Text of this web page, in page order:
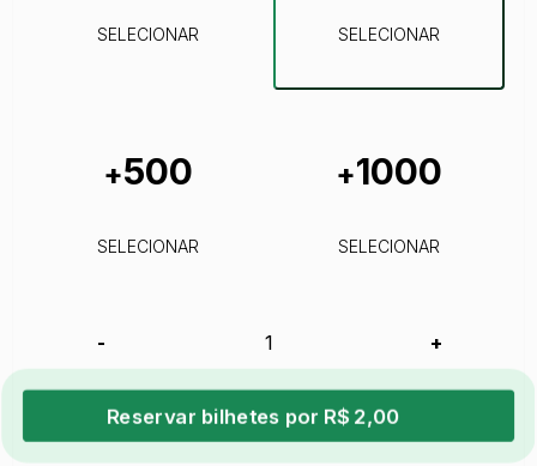
SELECIONAR SELECIONAR
+500
SELECIONAR
+1000
SELECIONAR
- +
Reservar bilhetes por R$ 2,00